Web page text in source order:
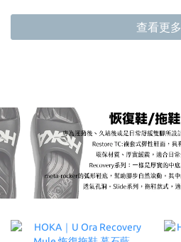
查看更多